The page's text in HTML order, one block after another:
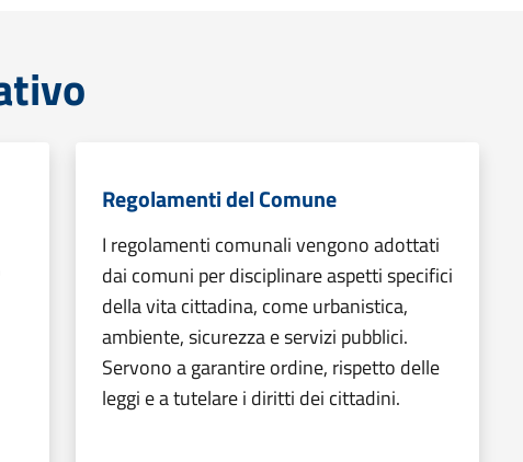
Regolamenti del Comune
I regolamenti comunali vengono adottati
dai comuni per disciplinare aspetti specifici
della vita cittadina, come urbanistica,
ambiente, sicurezza e servizi pubblici.
Servono a garantire ordine, rispetto delle
leggi e a tutelare i diritti dei cittadini.